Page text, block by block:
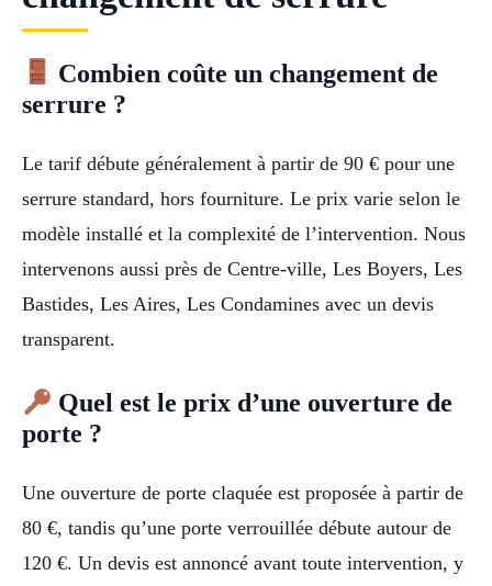
Combien coûte un changement de
serrure ?
Le tarif débute généralement à partir de 90 € pour une
serrure standard, hors fourniture. Le prix varie selon le
modèle installé et la complexité de l’intervention. Nous
intervenons aussi près de Centre-ville, Les Boyers, Les
Bastides, Les Aires, Les Condamines avec un devis
transparent.
Quel est le prix d’une ouverture de
porte ?
Une ouverture de porte claquée est proposée à partir de
80 €, tandis qu’une porte verrouillée débute autour de
120 €. Un devis est annoncé avant toute intervention, y